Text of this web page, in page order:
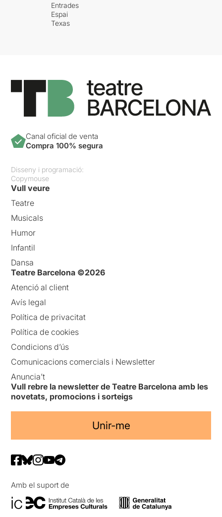
Entrades
Espai
Texas
Canal oficial de venta
Compra 100% segura
Disseny i programació:
Copymouse
Vull veure
Teatre
Musicals
Humor
Infantil
Dansa
Teatre Barcelona ©2026
Atenció al client
Avís legal
Política de privacitat
Política de cookies
Condicions d’ús
Comunicacions comercials i Newsletter
Anuncia’t
Vull rebre la newsletter de Teatre Barcelona amb les
novetats, promocions i sorteigs
Unir-me
Amb el suport de